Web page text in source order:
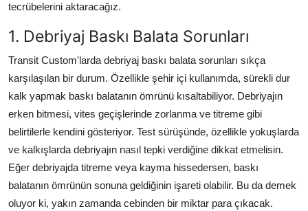
tecrübelerini aktaracağız.
1. Debriyaj Baskı Balata Sorunları
Transit Custom'larda debriyaj baskı balata sorunları sıkça
karşılaşılan bir durum. Özellikle şehir içi kullanımda, sürekli dur
kalk yapmak baskı balatanın ömrünü kısaltabiliyor. Debriyajın
erken bitmesi, vites geçişlerinde zorlanma ve titreme gibi
belirtilerle kendini gösteriyor. Test sürüşünde, özellikle yokuşlarda
ve kalkışlarda debriyajın nasıl tepki verdiğine dikkat etmelisin.
Eğer debriyajda titreme veya kayma hissedersen, baskı
balatanın ömrünün sonuna geldiğinin işareti olabilir. Bu da demek
oluyor ki, yakın zamanda cebinden bir miktar para çıkacak.